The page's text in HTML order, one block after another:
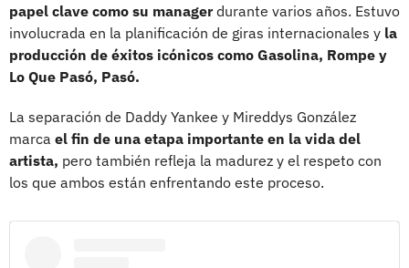
papel clave como su managerdurante varios años. Estuvo
involucrada en la planificación de giras internacionales y la
producción de éxitos icónicos como Gasolina, Rompe y
Lo Que Pasó, Pasó.
La separación de Daddy Yankee y Mireddys González
marca el fin de una etapa importante en la vida del
artista, pero también refleja la madurez y el respeto con
los que ambos están enfrentando este proceso.